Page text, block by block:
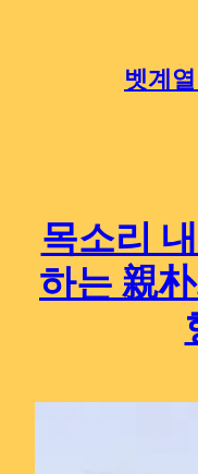
벳계
목소리
하는 親朴